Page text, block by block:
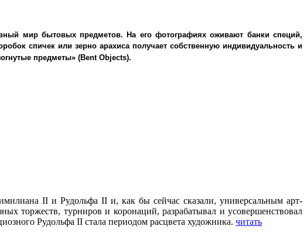
мир бытовых предметов. На его фотографиях оживают банки специй,
спичек или зерно арахиса получает собственную индивидуальность и
предметы» (Bent Objects).
II и Рудольфа II и, как бы сейчас сказали, универсальным арт-
торжеств, турниров и коронаций, разрабатывал и усовершенствовал
Рудольфа II стала периодом расцвета художника. читать